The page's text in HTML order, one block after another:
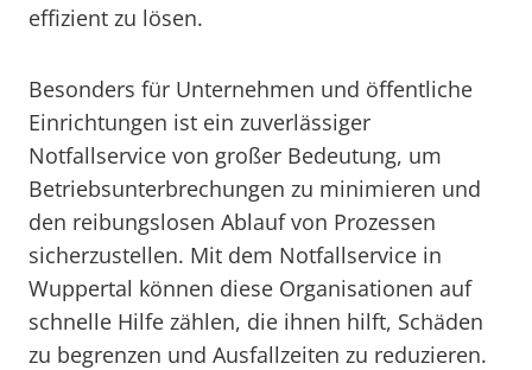
effizient zu lösen.
Besonders für Unternehmen und öffentliche
Einrichtungen ist ein zuverlässiger
Notfallservice von großer Bedeutung, um
Betriebsunterbrechungen zu minimieren und
den reibungslosen Ablauf von Prozessen
sicherzustellen. Mit dem Notfallservice in
Wuppertal können diese Organisationen auf
schnelle Hilfe zählen, die ihnen hilft, Schäden
zu begrenzen und Ausfallzeiten zu reduzieren.